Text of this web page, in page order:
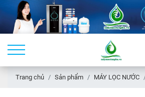
Trang chủ Sản phẩm MÁY LỌC NƯỚC